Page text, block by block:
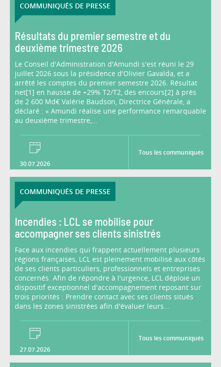
COMMUNIQUÉS DE PRESSE
Résultats du premier semestre et du
deuxième trimestre 2026
Le Conseil d'Administration d'Amundi s'est réuni le 29
juillet 2026 sous la présidence d'Olivier Gavalda, et a
arrêté les comptes du premier semestre 2026. Résultat
net[1] en hausse de +29% T2/T2, des encours[2] à près
de 2 600 Md€ Valérie Baudson, Directrice Générale, a
déclaré : « Amundi réalise une performance remarquable
au deuxième trimestre,...
30.07.2026
Tous les communiqués
COMMUNIQUÉS DE PRESSE
Incendies : LCL se mobilise pour
accompagner ses clients sinistrés
Face aux incendies qui frappent actuellement plusieurs
régions françaises, LCL est pleinement mobilisé aux côtés
de ses clients particuliers, professionnels et entreprises
concernés. Afin de répondre à l'urgence, LCL déploie un
dispositif exceptionnel d'accompagnement reposant sur
trois priorités : Prendre contact avec ses clients situés
dans les zones sinistrées afin d'évaluer leurs...
27.07.2026
Tous les communiqués